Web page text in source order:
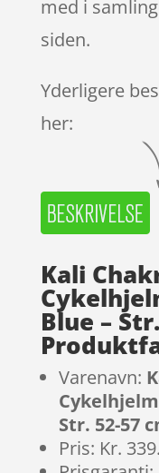
med i
siden.
Yderligere
her:
Kali
Blue –
Varenavn:
Str. 52-57
Pris: Kr.